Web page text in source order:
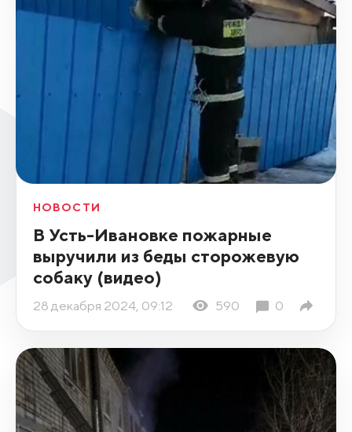
НОВОСТИ
В Усть-Ивановке пожарные
выручили из беды сторожевую
собаку (видео)
28 декабря 2024, 09:12 590 0